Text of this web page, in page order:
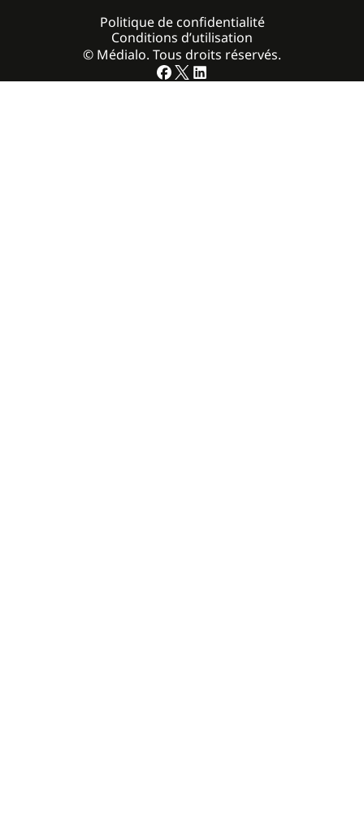
© Médialo. Tous droits réservés.
Politique de confidentialité
Conditions d’utilisation